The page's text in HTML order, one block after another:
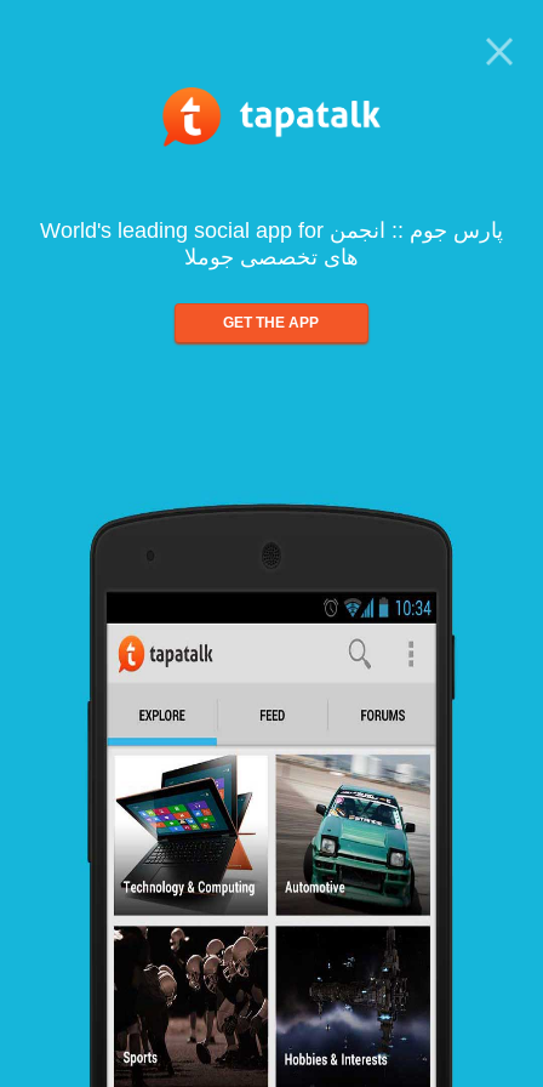
World's leading social app for پارس جوم :: انجمن
های تخصصی جوملا
GET THE APP